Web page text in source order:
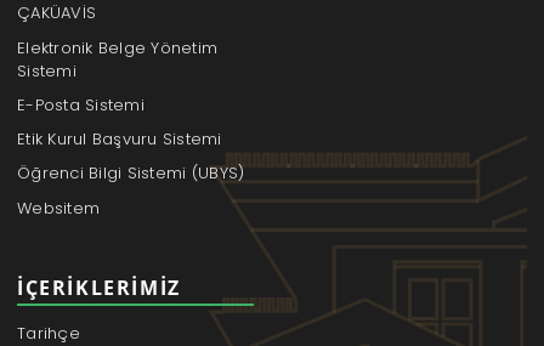
ÇAKÜAVİS
Elektronik Belge Yönetim
Sistemi
E-Posta Sistemi
Etik Kurul Başvuru Sistemi
Öğrenci Bilgi Sistemi (UBYS)
Websitem
İÇERIKLERIMIZ
Tarihçe